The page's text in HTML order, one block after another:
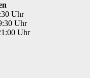
Uhr
Uhr
Uhr